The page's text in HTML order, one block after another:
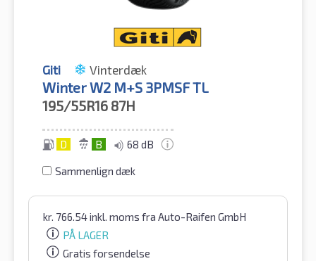
Giti Vinterdæk
Winter W2 M+S 3PMSF TL
195/55R16 87H
D B 68 dB
Sammenlign dæk
kr. 766.54inkl. moms fra Auto-Raifen GmbH
PÅ LAGER
Gratis forsendelse